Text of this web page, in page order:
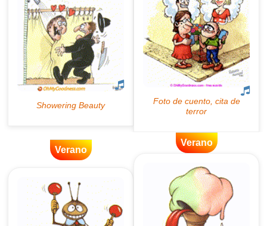
Verano
Verano